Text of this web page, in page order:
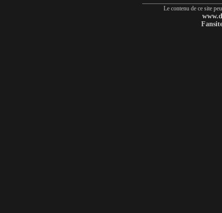
Le contenu de ce site